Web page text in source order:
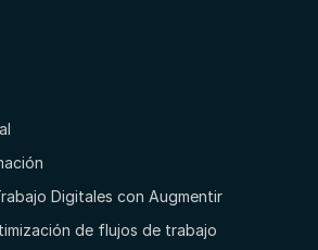
Digitales con Augmentir
de flujos de trabajo